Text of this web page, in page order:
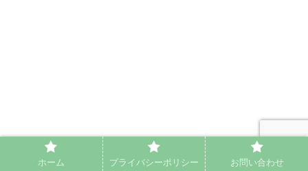
ホーム プライバシーポリシー お問い合わせ